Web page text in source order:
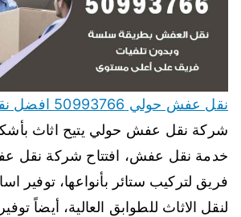
نقل عفش حولي 50993766 افضل نقل اثاث في حولي
شركة نقل عفش حولي يتيح اثاث
خدمة نقل عفش، افتتاح شركة نقل
فريق لتركيب ستائر بأنواعها، توفير
لنقل الاثاث للطوابق العالية، أيضاً